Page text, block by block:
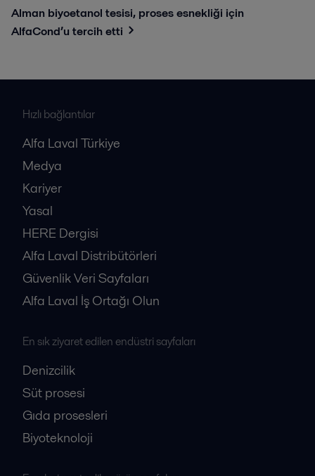
Alman biyoetanol tesisi, proses esnekliği için
AlfaCond’u tercih etti
Hızlı bağlantılar
Alfa Laval Türkiye
Medya
Kariyer
Yasal
HERE Dergisi
Alfa Laval Distribütörleri
Güvenlik Veri Sayfaları
Alfa Laval İş Ortağı Olun
En sık ziyaret edilen endüstri sayfaları
Denizcilik
Süt prosesi
Gıda prosesleri
Biyoteknoloji